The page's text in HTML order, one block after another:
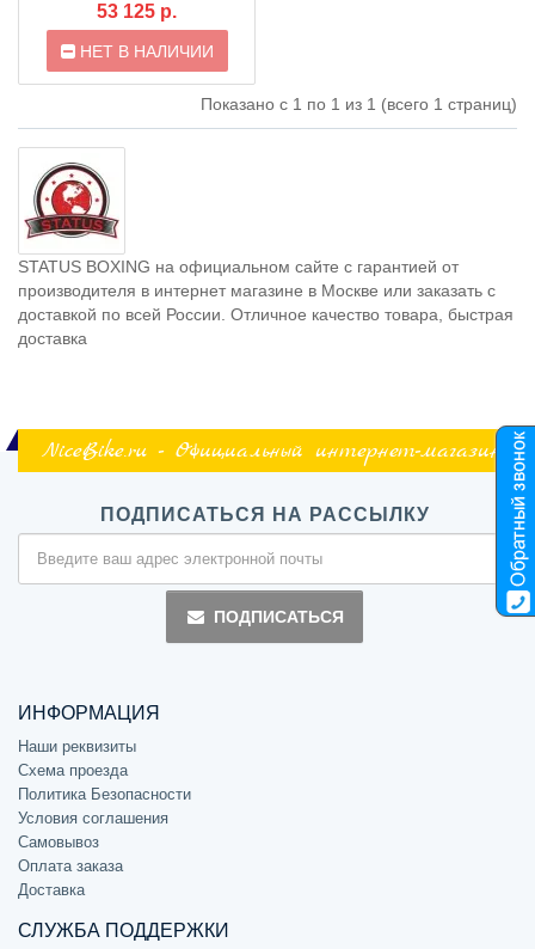
53 125 р.
НЕТ В НАЛИЧИИ
Показано с 1 по 1 из 1 (всего 1 страниц)
STATUS BOXING на официальном сайте с гарантией от
производителя в интернет магазине в Москве или заказать с
доставкой по всей России. Отличное качество товара, быстрая
доставка
NiceBike.ru - Официальный интернет-магазин
ПОДПИСАТЬСЯ НА РАССЫЛКУ
ПОДПИСАТЬСЯ
ИНФОРМАЦИЯ
Наши реквизиты
Схема проезда
Политика Безопасности
Условия соглашения
Самовывоз
Оплата заказа
Доставка
СЛУЖБА ПОДДЕРЖКИ